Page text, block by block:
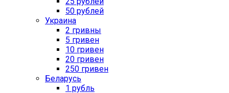
50 рублей
Украина
2 гривны
5 гривен
10 гривен
20 гривен
250 гривен
Беларусь
1 рубль